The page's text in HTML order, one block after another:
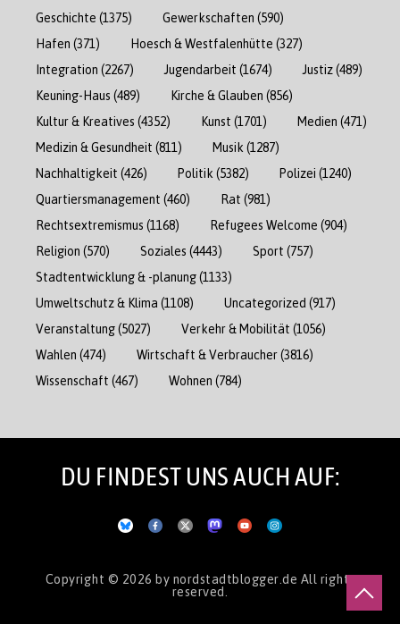
Geschichte (1375) Gewerkschaften (590)
Hafen (371) Hoesch & Westfalenhütte (327)
Integration (2267) Jugendarbeit (1674) Justiz(489)
Keuning-Haus (489) Kirche & Glauben (856)
Kultur & Kreatives (4352) Kunst (1701) Medien (471)
Medizin & Gesundheit (811) Musik (1287)
Nachhaltigkeit (426) Politik (5382) Polizei (1240)
Quartiersmanagement (460) Rat (981)
Rechtsextremismus (1168) Refugees Welcome (904)
Religion (570) Soziales (4443) Sport (757)
Stadtentwicklung & -planung(1133)
Umweltschutz & Klima (1108) Uncategorized (917)
Veranstaltung(5027) Verkehr & Mobilität (1056)
Wahlen (474) Wirtschaft & Verbraucher(3816)
Wissenschaft (467) Wohnen (784)
DU FINDEST UNS AUCH AUF:
Copyright © 2026 by nordstadtblogger.de All rights
reserved.